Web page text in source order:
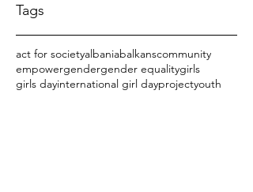
Tags
act for societyalbaniabalkanscommunity
empowergendergender equalitygirls
girls dayinternational girl dayprojectyouth